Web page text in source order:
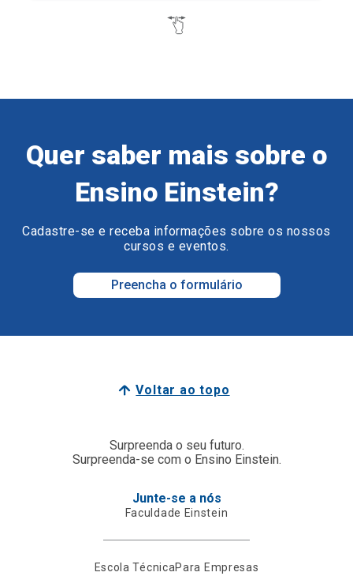
Quer saber mais sobre o
Ensino Einstein?
Cadastre-se e receba informações sobre os nossos
cursos e eventos.
Preencha o formulário
Voltar ao topo
Surpreenda o seu futuro.
Surpreenda-se com o Ensino Einstein.
Junte-se a nós
Faculdade Einstein
Escola TécnicaPara Empresas